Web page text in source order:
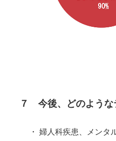
７ 今後、どのような
・ 婦人科疾患、メンタ